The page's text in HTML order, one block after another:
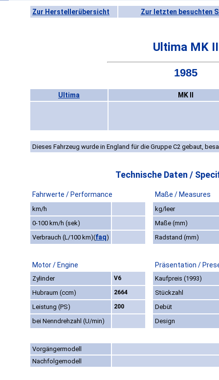
Zur Herstellerübersicht Zur letzten besuchten
Ultima MK II
1985
Ultima MK II
Dieses Fahrzeug wurde in England für die Gruppe C2 gebaut,
Technische Daten /
Fahrwerte / Performance Maße / Measures
km/h
kg/leer
0-100 km/h (sek)
Maße (mm)
Verbrauch (L/100 km)(faq) Radstand (mm)
Motor / Engine Präsentation /
Zylinder V6
Kaufpreis (1993)
Hubraum (ccm)
2664
Stückzahl
Leistung (PS)
200
Debüt
bei Nenndrehzahl (U/min)
Design
Vorgängermodell
Nachfolgemodell